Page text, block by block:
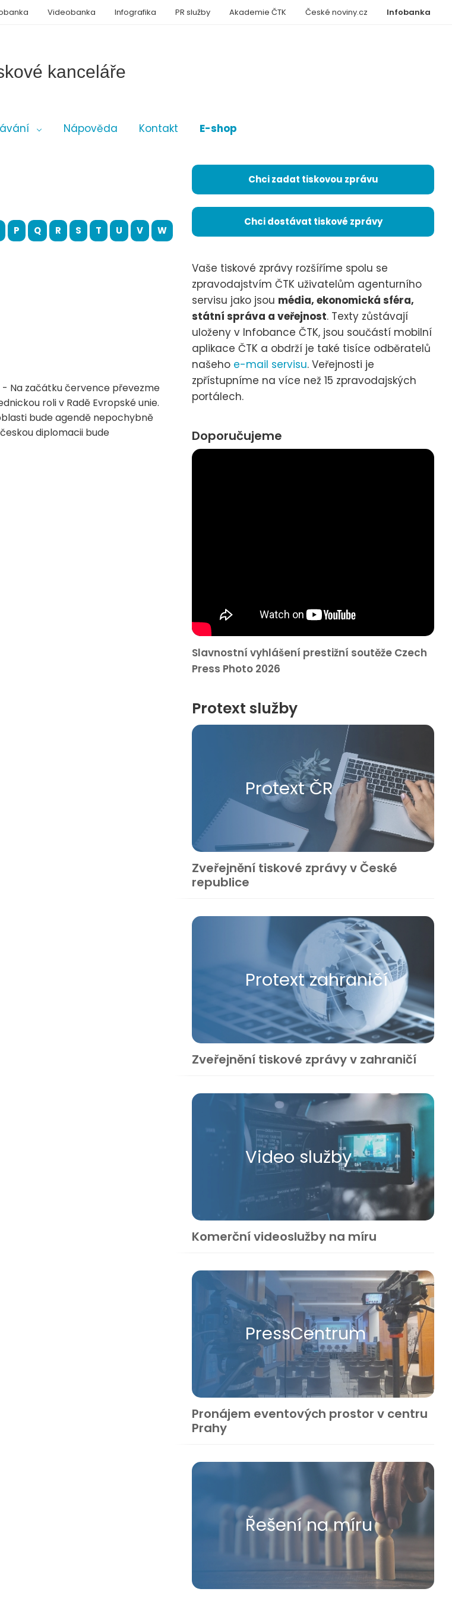
kanceláře
Nápověda Kontakt E-shop
Infobanka
Videobanka Infografika PR služby Akademie ČTK České noviny.cz
P Q R S T U V
W
- Na začátku července převezme
roli v Radě Evropské unie.
bude agendě nepochybně
diplomacii bude
Chci zadat tiskovou zprávu
Chci dostávat tiskové zprávy
Vaše tiskové zprávy rozšíříme spolu se
zpravodajstvím ČTK uživatelům agenturního
servisu jako jsou média, ekonomická sféra,
státní správa a veřejnost. Texty zůstávají
uloženy v Infobance ČTK, jsou součástí mobilní
aplikace ČTK a obdrží je také tisíce odběratelů
našeho e-mail servisu. Veřejnosti je
zpřístupníme na více než 15 zpravodajských
portálech.
Doporučujeme
Slavnostní vyhlášení prestižní soutěže Czech
Press Photo 2026
Protext služby
Protext ČR
Zveřejnění tiskové zprávy v České
republice
Protext zahraničí
Zveřejnění tiskové zprávy v zahraničí
Video služby
Komerční videoslužby na míru
Press​Centrum
Pronájem eventových prostor v centru
Prahy
Řešení na míru